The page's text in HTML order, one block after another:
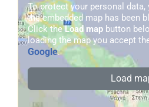
To protect your personal
the embedded map has been
Click theLoad map button
loading the map you accept
Google.
Load